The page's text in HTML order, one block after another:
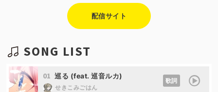
配信サイト
SONG LIST
01 巡る (feat. 巡音ルカ)
せきこみごはん
歌詞